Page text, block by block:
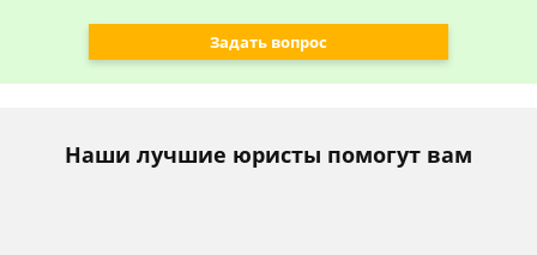
Задать вопрос
Наши лучшие юристы помогут вам